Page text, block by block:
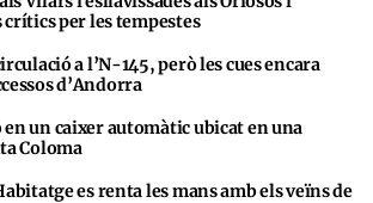
per les tempestes
a l’N-145, però les cues encara
d’Andorra
un caixer automàtic ubicat en una
Coloma
es renta les mans amb els veïns de